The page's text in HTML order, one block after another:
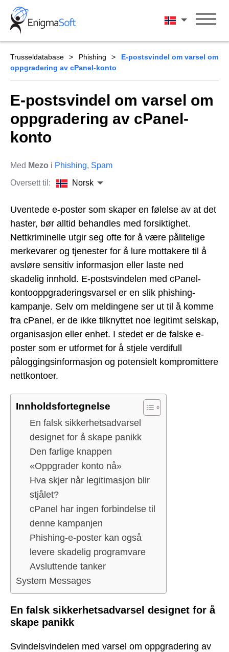
Skip
content
Norsk
Trusseldatabase Phishing
E-postsvindel om varsel om
oppgradering av cPanel-konto
E-postsvindel om varsel om
oppgradering av cPanel-
konto
Med Mezo i Phishing, Spam
Oversett til:
Norsk
Uventede e-poster som skaper en følelse av at det
haster, bør alltid behandles med forsiktighet.
Nettkriminelle utgir seg ofte for å være pålitelige
merkevarer og tjenester for å lure mottakere til å
avsløre sensitiv informasjon eller laste ned
skadelig innhold. E-postsvindelen med cPanel-
kontooppgraderingsvarsel er en slik phishing-
kampanje. Selv om meldingene ser ut til å komme
fra cPanel, er de ikke tilknyttet noe legitimt selskap,
organisasjon eller enhet. I stedet er de falske e-
poster som er utformet for å stjele verdifull
påloggingsinformasjon og potensielt kompromittere
nettkontoer.
Innholdsfortegnelse
En falsk sikkerhetsadvarsel
designet for å skape panikk
Den farlige knappen
«Oppgrader konto nå»
Hva skjer når legitimasjon blir
stjålet?
cPanel har ingen forbindelse til
denne kampanjen
Phishing-e-poster kan også
levere skadelig programvare
Avsluttende tanker
System Messages
En falsk sikkerhetsadvarsel designet for å
skape panikk
Svindelsvindelen med varsel om oppgradering av